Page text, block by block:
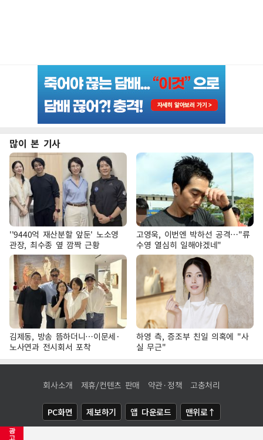
광
고
많이 본 기사
''9440억 재산분할 앞둔' 노소영
관장, 최수종 옆 깜짝 근황
고영욱, 이번엔 박하선 공격…"류
수영 열심히 일해야겠네"
김제동, 방송 뜸하더니…이문세·
노사연과 전시회서 포착
하영 측, 증조부 친일 의혹에 "사
실 무근"
회사소개 제휴/컨텐츠 판매 약관·정책 고충처리
PC화면 제보하기 앱 다운로드 맨위로↑